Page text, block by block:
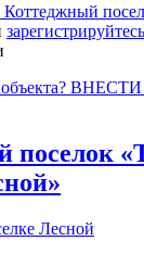
Коттеджный
зарегистрируйтесь
объекта?
поселок